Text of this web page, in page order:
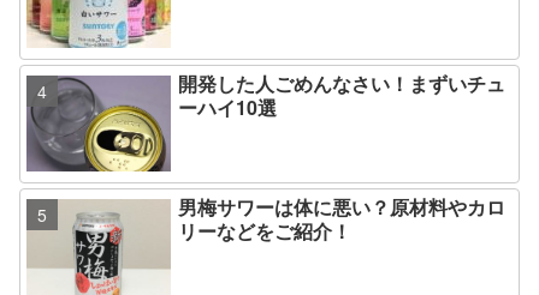
開発した人ごめんなさい！まずいチュ
ーハイ10選
男梅サワーは体に悪い？原材料やカロ
リーなどをご紹介！